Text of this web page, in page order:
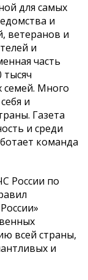
для самых
и
ветеранов и
и
часть
тысяч
семей. Много
и
Газета
и среди
команда
России по
всей страны,
и